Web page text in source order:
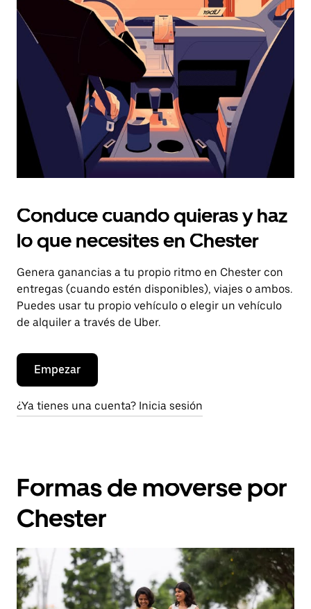
el
botón
escape
el
calendario.
Conduce cuando quieras y haz
lo que necesites en Chester
Genera ganancias a tu propio ritmo en Chester con
entregas (cuando estén disponibles), viajes o ambos.
Puedes usar tu propio vehículo o elegir un vehículo
de alquiler a través de Uber.
Empezar
¿Ya tienes una cuenta? Inicia sesión
Formas de moverse por
Chester